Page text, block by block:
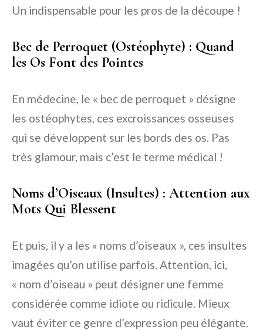
Un indispensable pour les pros de la découpe !
Bec de Perroquet (Ostéophyte) : Quand
les Os Font des Pointes
En médecine, le « bec de perroquet » désigne
les ostéophytes, ces excroissances osseuses
qui se développent sur les bords des os. Pas
très glamour, mais c’est le terme médical !
Noms d’Oiseaux (Insultes) : Attention aux
Mots Qui Blessent
Et puis, il y a les « noms d’oiseaux », ces insultes
imagées qu’on utilise parfois. Attention, ici,
« nom d’oiseau » peut désigner une femme
considérée comme idiote ou ridicule. Mieux
vaut éviter ce genre d’expression peu élégante.